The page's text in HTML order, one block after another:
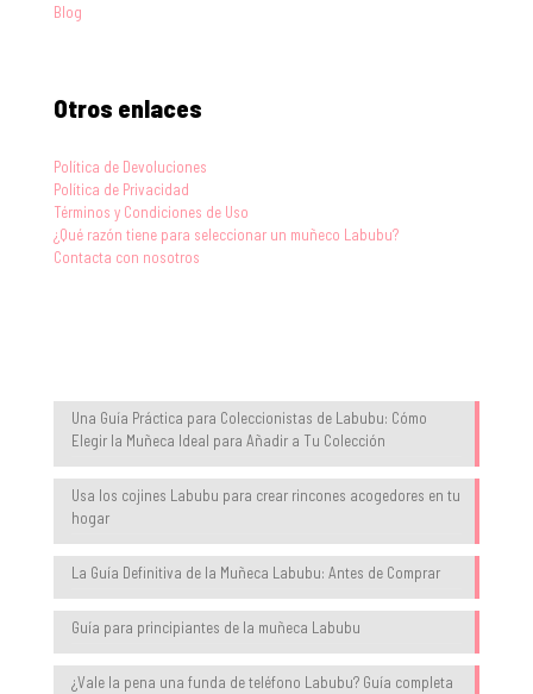
Blog
Otros enlaces
Política de Devoluciones
Política de Privacidad
Términos y Condiciones de Uso
¿Qué razón tiene para seleccionar un muñeco Labubu?
Contacta con nosotros
Una Guía Práctica para Coleccionistas de Labubu: Cómo
Elegir la Muñeca Ideal para Añadir a Tu Colección
Usa los cojines Labubu para crear rincones acogedores en tu
hogar
La Guía Definitiva de la Muñeca Labubu: Antes de Comprar
Guía para principiantes de la muñeca Labubu
¿Vale la pena una funda de teléfono Labubu? Guía completa